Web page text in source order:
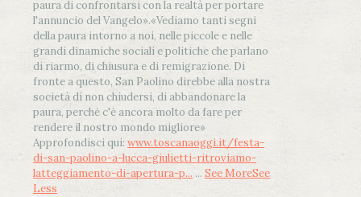
paura di confrontarsi con la realtà per portare
l'annuncio del Vangelo».«Vediamo tanti segni
della paura intorno a noi, nelle piccole e nelle
grandi dinamiche sociali e politiche che parlano
di riarmo, di chiusura e di remigrazione. Di
fronte a questo, San Paolino direbbe alla nostra
società di non chiudersi, di abbandonare la
paura, perché c'è ancora molto da fare per
rendere il nostro mondo migliore»
Approfondisci qui: www.toscanaoggi.it/festa-
di-san-paolino-a-lucca-giulietti-ritroviamo-
latteggiamento-di-apertura-p... ... See MoreSee
Less